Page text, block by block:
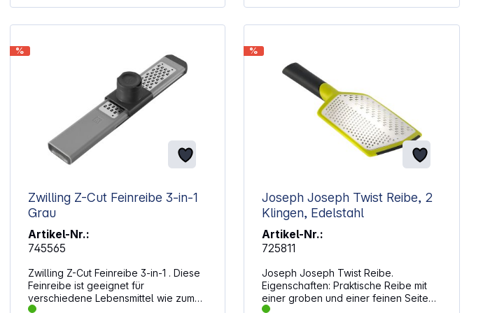
kontrollierte, manuelle
erlaubt das Unterstellen von
Schüsseln bis 11,5 cm Höhe Stößel
zum Nachdrücken hilft bei der
gleichmäßigen Verarbeitung kleiner
%
Zwilling Z-Cut Feinreibe 3-in-1
Grau
Artikel-Nr.:
745565
Zwilling Z-Cut Feinreibe 3-in-1 . Diese
Feinreibe ist geeignet für
verschiedene Lebensmittel wie zum
%
Joseph Joseph Twist Reibe, 2
Klingen, Edelstahl
Artikel-Nr.:
725811
Joseph Joseph Twist Reibe.
Eigenschaften: Praktische Reibe mit
einer groben und einer feinen Seite